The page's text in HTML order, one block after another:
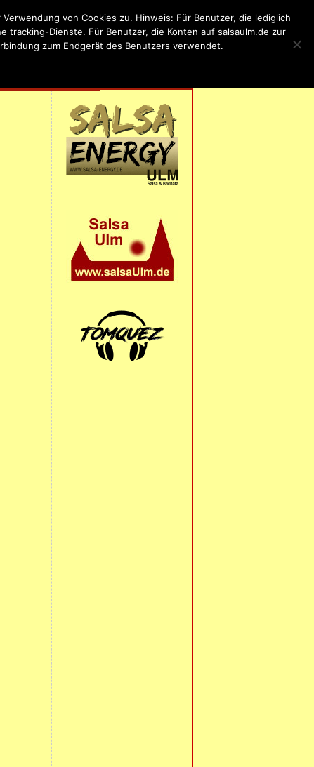
von Cookies zu. Hinweis: Für Benutzer, die lediglich
Dienste. Für Benutzer, die Konten auf salsaulm.de zur
zum Endgerät des Benutzers verwendet.